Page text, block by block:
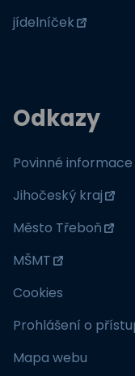
jídelníček
Odkazy
Povinné informace
Jihočeský kraj
Město Třeboň
MŠMT
Cookies
Prohlášení o
Mapa webu